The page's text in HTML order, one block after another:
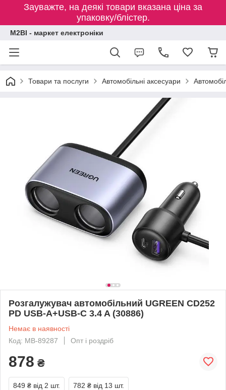
Зауважте, на деякі товари вказана ціна за
упаковку/блістер.
M2BI - маркет електроніки
Товари та послуги Автомобільні аксесуари
Розгалужувач автомобiльний UGREEN CD252
PD USB-A+USB-C 3.4 A (30886)
Немає в наявності
Код: MB-89287
Опт і роздріб
878 ₴
849 ₴ від 2 шт. 782 ₴ від 13 шт.